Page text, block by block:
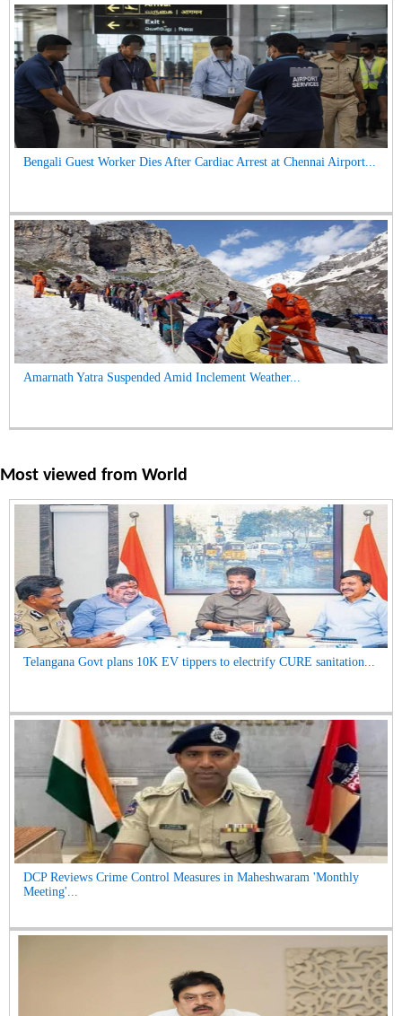
Bengali Guest Worker Dies After Cardiac Arrest at Chennai Airport...
Amarnath Yatra Suspended Amid Inclement Weather...
Most viewed from World
Telangana Govt plans 10K EV tippers to electrify CURE sanitation...
DCP Reviews Crime Control Measures in Maheshwaram 'Monthly
Meeting'...